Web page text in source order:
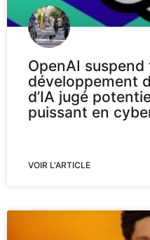
OpenAI
développement
d’IA jugé
puissant en
VOIR L'ARTICLE